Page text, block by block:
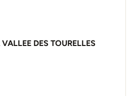
DES TOURELLES